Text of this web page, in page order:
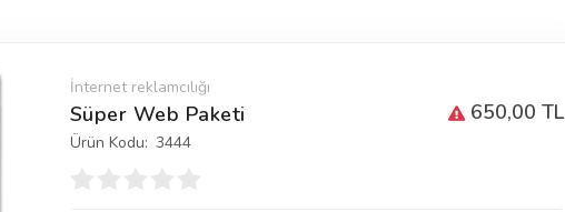
İnternet reklamcılığı
650,00 TL
Süper Web Paketi
Ürün Kodu: 3444